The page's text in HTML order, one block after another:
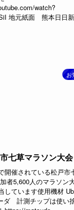
watch?
地元紙面 熊本日日
お
七草マラソン大会
開催されている松戸市
者5,600人のマラソン
しています使用機材
ダ 計測チップは使い